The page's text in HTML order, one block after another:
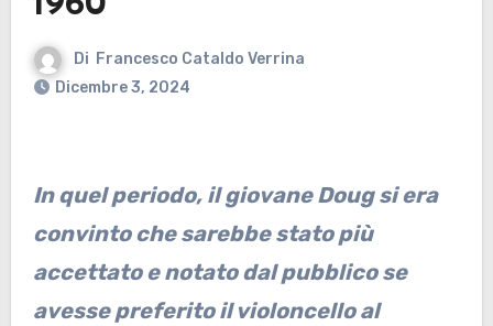
Di Francesco Cataldo Verrina
Dicembre 3, 2024
In quel periodo, il giovane Doug si era
convinto che sarebbe stato più
accettato e notato dal pubblico se
avesse preferito il violoncello al